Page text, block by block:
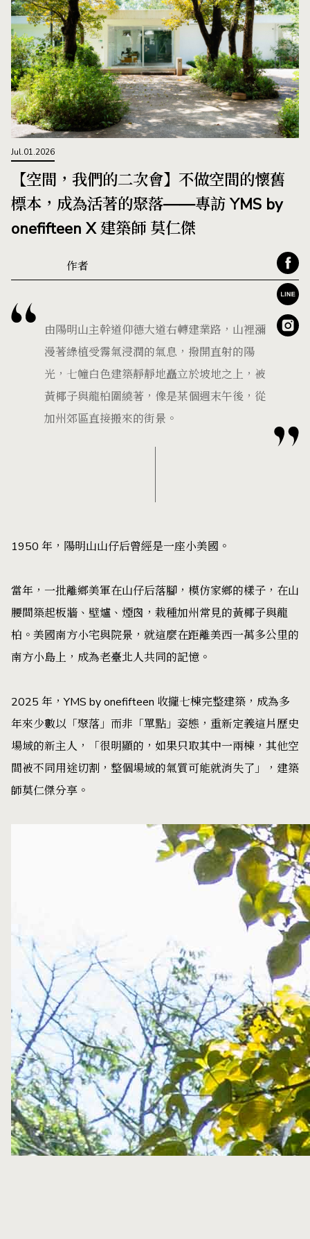
Jul.01.2026
【空間，我們的二次會】不做空間的懷舊
標本，成為活著的聚落——專訪 YMS by
onefifteen X 建築師 莫仁傑
作者
由陽明山主幹道仰德大道右轉建業路，山裡瀰
漫著綠植受霧氣浸潤的氣息，撥開直射的陽
光，七幢白色建築靜靜地矗立於坡地之上，被
黃椰子與龍柏圍繞著，像是某個週末午後，從
加州郊區直接搬來的街景。
1950 年，陽明山山仔后曾經是一座小美國。
當年，一批離鄉美軍在山仔后落腳，模仿家鄉的樣子，在山
腰間築起板牆、壁爐、煙囪，栽種加州常見的黃椰子與龍
柏。美國南方小宅與院景，就這麼在距離美西一萬多公里的
南方小島上，成為老臺北人共同的記憶。
2025 年，YMS by onefifteen 收攏七棟完整建築，成為多
年來少數以「聚落」而非「單點」姿態，重新定義這片歷史
場域的新主人，「很明顯的，如果只取其中一兩棟，其他空
間被不同用途切割，整個場域的氣質可能就消失了」，建築
師莫仁傑分享。